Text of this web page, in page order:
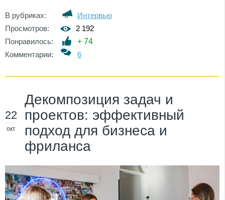
В рубриках:
Интервью
Просмотров:
2 192
Понравилось:
+ 74
Комментарии:
6
22
окт
Декомпозиция задач и
проектов: эффективный
подход для бизнеса и
фриланса